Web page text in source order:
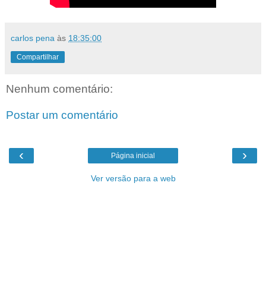
carlos pena às 18:35:00
Compartilhar
Nenhum comentário:
Postar um comentário
‹ ›
Página inicial
Ver versão para a web